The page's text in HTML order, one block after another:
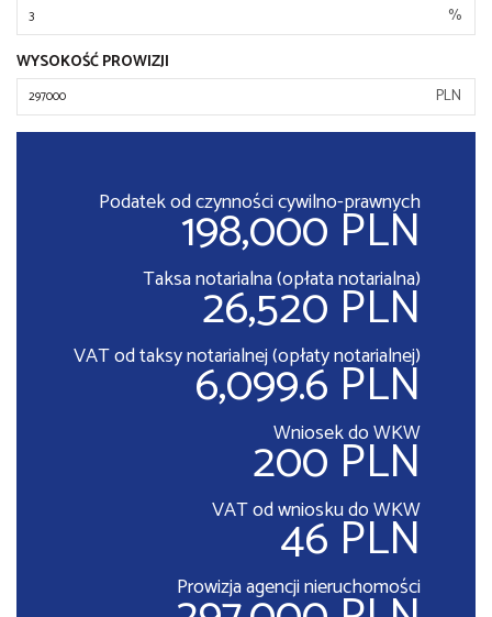
%
WYSOKOŚĆ PROWIZJI
PLN
Podatek od czynności cywilno-prawnych
198,000 PLN
Taksa notarialna (opłata notarialna)
26,520 PLN
VAT od taksy notarialnej (opłaty notarialnej)
6,099.6 PLN
Wniosek do WKW
200 PLN
VAT od wniosku do WKW
46 PLN
Prowizja agencji nieruchomości